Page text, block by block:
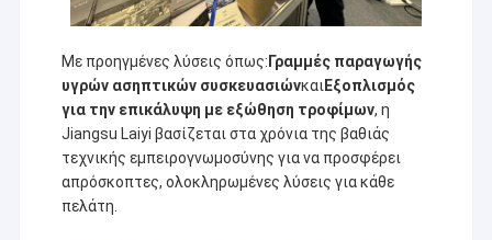
Σπίτι
Προϊόντα
Περίπου εμείς
Με προηγμένες λύσεις όπως:Γραμμές παραγωγής
υγρών ασηπτικών συσκευασιώνκαιΕξοπλισμός
για την επικάλυψη με εξώθηση τροφίμων, η
Jiangsu Laiyi βασίζεται στα χρόνια της βαθιάς
τεχνικής εμπειρογνωμοσύνης για να προσφέρει
απρόσκοπτες, ολοκληρωμένες λύσεις για κάθε
πελάτη.
Η Jiangsu Laiyi Packing Machinery Co., Ltd ιδρύθηκε το
2007 και μετακόμισε στην επαρχία Jintan το 2015. The
new factory with enlarged scale and advanced